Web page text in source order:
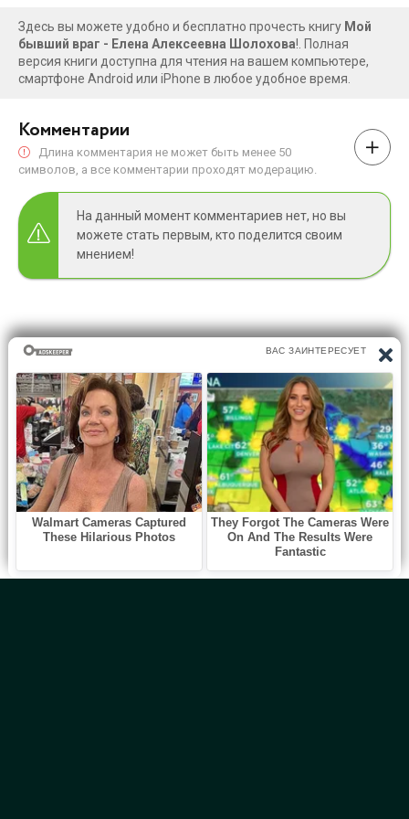
Здесь вы можете удобно и бесплатно прочесть книгу Мой
бывший враг - Елена Алексеевна Шолохова!. Полная
версия книги доступна для чтения на вашем компьютере,
смартфоне Android или iPhone в любое удобное время.
Комментарии
Длина комментария не может быть менее 50
символов, а все комментарии проходят модерацию.
На данный момент комментариев нет, но вы
можете стать первым, кто поделится своим
мнением!